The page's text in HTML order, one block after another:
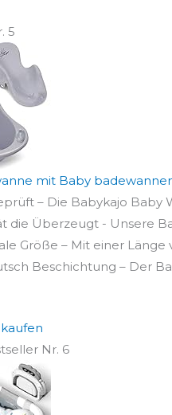
5
mit Baby
– Die Babykajo Baby
die Überzeugt - Unsere
Größe – Mit einer
Beschichtung – Der
Nr. 6